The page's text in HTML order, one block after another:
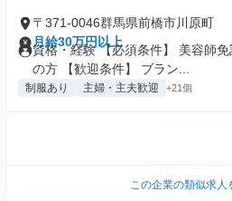
〒371-0046群馬県前橋市川原町
月給30万円以上
資格・経験 【必須条件】 美容師
の方 【歓迎条件】 ブラン...
制服あり 主婦・主夫歓迎 +21個
この企業の類似求人